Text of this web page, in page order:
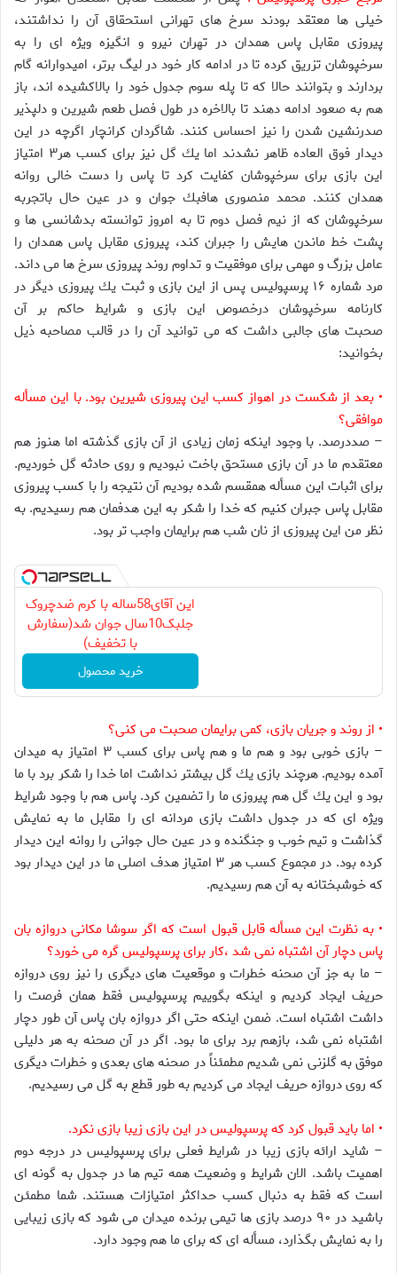
خيلى ها معتقد بودند سرخ هاى تهرانى استحقاق آن را نداشتند،
پيروزى مقابل پاس همدان در تهران نيرو و انگيزه ويژه اى را به
سرخپوشان تزريق كرده تا در ادامه كار خود در ليگ برتر، اميدوارانه گام
بردارند و بتوانند حالا كه تا پله سوم جدول خود را بالاكشيده اند، باز
هم به صعود ادامه دهند تا بالاخره در طول فصل طعم شيرين و دلپذير
صدرنشين شدن را نيز احساس كنند. شاگردان كرانچار اگرچه در اين
ديدار فوق العاده ظاهر نشدند اما يك گل نيز براى كسب هر۳ امتياز
اين بازى براى سرخپوشان كفايت كرد تا پاس را دست خالى روانه
همدان كنند. محمد منصورى هافبك جوان و در عين حال باتجربه
سرخپوشان كه از نيم فصل دوم تا به امروز توانسته بدشانسى ها و
پشت خط ماندن هايش را جبران كند، پيروزى مقابل پاس همدان را
عامل بزرگ و مهمى براى موفقيت و تداوم روند پيروزى سرخ ها مى داند.
مرد شماره ۱۶ پرسپوليس پس از اين بازى و ثبت يك پيروزى ديگر در
كارنامه سرخپوشان درخصوص اين بازى و شرايط حاكم بر آن
صحبت هاى جالبى داشت كه مى توانيد آن را در قالب مصاحبه ذيل
بخوانيد:
• بعد از شكست در اهواز كسب اين پيروزى شيرين بود. با اين مسأله
موافقى؟
– صددرصد. با وجود اينكه زمان زيادى از آن بازى گذشته اما هنوز هم
معتقدم ما در آن بازى مستحق باخت نبوديم و روى حادثه گل خورديم.
براى اثبات اين مسأله همقسم شده بوديم آن نتيجه را با كسب پيروزى
مقابل پاس جبران كنيم كه خدا را شكر به اين هدفمان هم رسيديم. به
نظر من اين پيروزى از نان شب هم برايمان واجب تر بود.
این آقای58ساله با کرم ضدچروک
جلبک10سال جوان شد(سفارش
با تخفیف)
خرید محصول
• از روند و جريان بازى، كمى برايمان صحبت مى كنى؟
– بازى خوبى بود و هم ما و هم پاس براى كسب ۳ امتياز به ميدان
آمده بوديم. هرچند بازى يك گل بيشتر نداشت اما خدا را شكر برد با ما
بود و اين يك گل هم پيروزى ما را تضمين كرد. پاس هم با وجود شرايط
ويژه اى كه در جدول داشت بازى مردانه اى را مقابل ما به نمايش
گذاشت و تيم خوب و جنگنده و در عين حال جوانى را روانه اين ديدار
كرده بود. در مجموع كسب هر ۳ امتياز هدف اصلى ما در اين ديدار بود
كه خوشبختانه به آن هم رسيديم.
• به نظرت اين مسأله قابل قبول است كه اگر سوشا مكانى دروازه بان
پاس دچار آن اشتباه نمى شد ،كار براى پرسپوليس گره مى خورد؟
– ما به جز آن صحنه خطرات و موقعيت هاى ديگرى را نيز روى دروازه
حريف ايجاد كرديم و اينكه بگوييم پرسپوليس فقط همان فرصت را
داشت اشتباه است. ضمن اينكه حتى اگر دروازه بان پاس آن طور دچار
اشتباه نمى شد، بازهم برد براى ما بود. اگر در آن صحنه به هر دليلى
موفق به گلزنى نمى شديم مطمئناً در صحنه هاى بعدى و خطرات ديگرى
كه روى دروازه حريف ايجاد مى كرديم به طور قطع به گل مى رسيديم.
• اما بايد قبول كرد كه پرسپوليس در اين بازى زيبا بازى نكرد.
– شايد ارائه بازى زيبا در شرايط فعلى براى پرسپوليس در درجه دوم
اهميت باشد. الان شرايط و وضعيت همه تيم ها در جدول به گونه اى
است كه فقط به دنبال كسب حداكثر امتيازات هستند. شما مطمئن
باشيد در ۹۰ درصد بازى ها تيمى برنده ميدان مى شود كه بازى زيبايى
را به نمايش بگذارد، مسأله اى كه براى ما هم وجود دارد.